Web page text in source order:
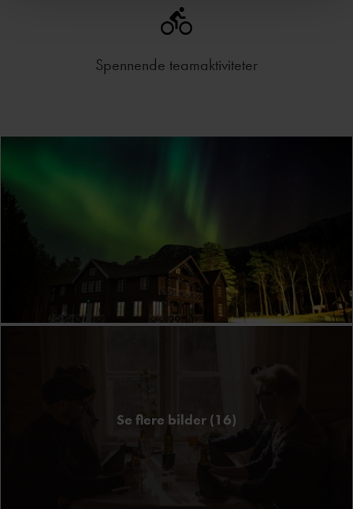
Spennende teamaktiviteter
Se flere bilder (16)